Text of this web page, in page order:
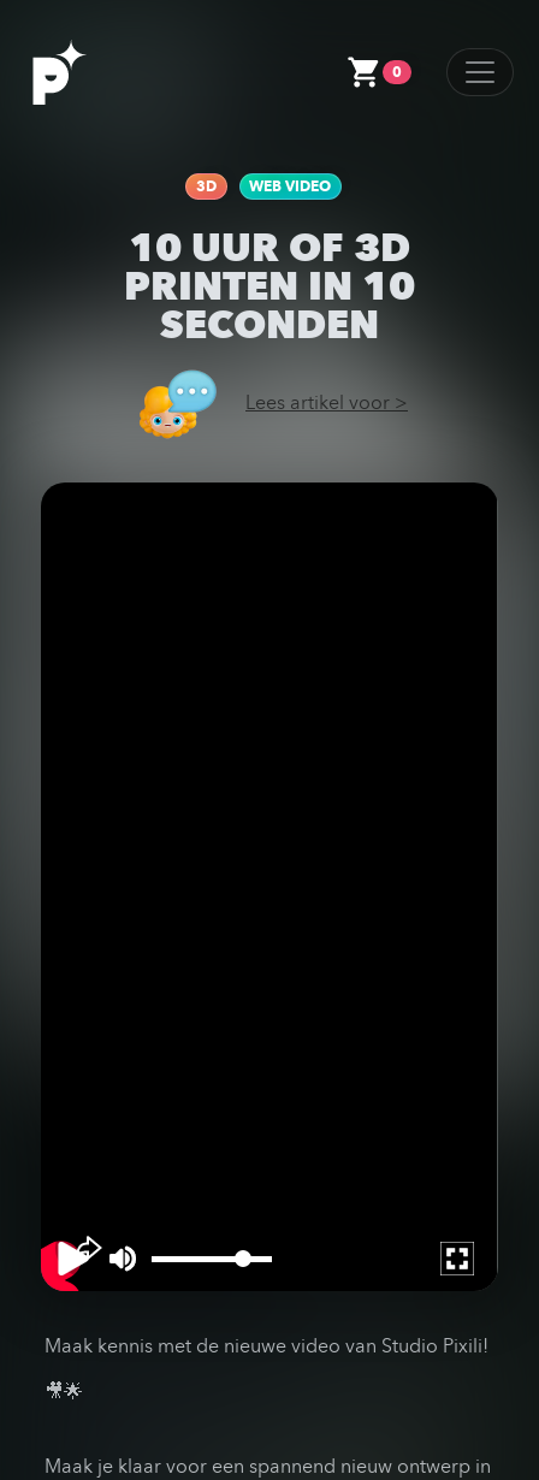
0
3D WEB VIDEO
10 UUR OF 3D
PRINTEN IN 10
SECONDEN
Lees artikel voor >
Maak kennis met de nieuwe video van Studio Pixili!
🎥🌟
Maak je klaar voor een spannend nieuw ontwerp in